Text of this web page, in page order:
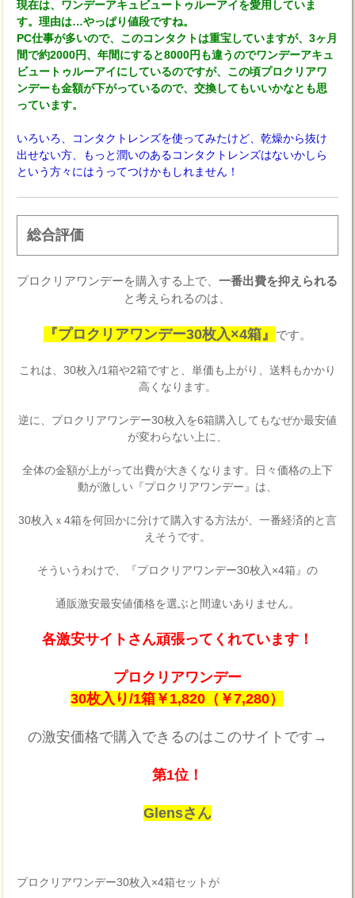
現在は、ワンデーアキュビュートゥルーアイを愛用していま
す。理由は…やっぱり値段ですね。
PC仕事が多いので、このコンタクトは重宝していますが、3ヶ月
間で約2000円、年間にすると8000円も違うのでワンデーアキュ
ビュートゥルーアイにしているのですが、この頃プロクリアワ
ンデーも金額が下がっているので、交換してもいいかなとも思
っています。
いろいろ、コンタクトレンズを使ってみたけど、乾燥から抜け
出せない方、もっと潤いのあるコンタクトレンズはないかしら
という方々にはうってつけかもしれません！
総合評価
プロクリアワンデーを購入する上で、一番出費を抑えられる
と考えられるのは、
『プロクリアワンデー30枚入×4箱』 です。
これは、30枚入/1箱や2箱ですと、単価も上がり、送料もかかり
高くなります。
逆に、プロクリアワンデー30枚入を6箱購入してもなぜか最安値
が変わらない上に、
全体の金額が上がって出費が大きくなります。日々価格の上下
動が激しい『プロクリアワンデー』は、
30枚入ｘ4箱を何回かに分けて購入する方法が、一番経済的と言
えそうです。
そういうわけで、『プロクリアワンデー30枚入×4箱』の
通販激安最安値価格を選ぶと間違いありません。
各激安サイトさん頑張ってくれています！
プロクリアワンデー
30枚入り/1箱￥1,820（￥7,280）
の激安価格で購入できるのはこのサイトです→
第1位！
Glensさん
プロクリアワンデー30枚入×4箱セットが